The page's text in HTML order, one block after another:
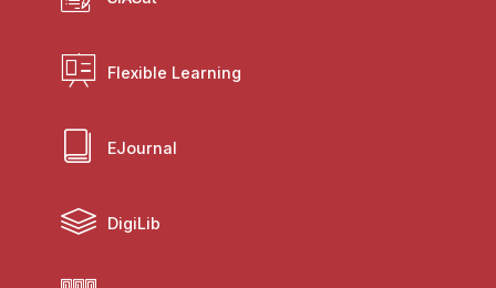
Flexible Learning
EJournal
DigiLib